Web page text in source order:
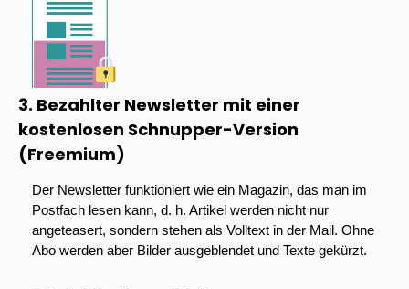
3. Bezahlter Newsletter mit einer
kostenlosen Schnupper-Version
(Freemium)
Der Newsletter funktioniert wie ein Magazin, das man im
Postfach lesen kann, d. h. Artikel werden nicht nur
angeteasert, sondern stehen als Volltext in der Mail. Ohne
Abo werden aber Bilder ausgeblendet und Texte gekürzt.